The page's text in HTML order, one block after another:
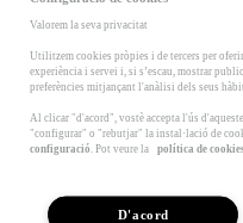
Valorem la seva privacitat
Utilitzem cookies pròpies i de tercers per
experiència i servei i, si s’escau, mostrar
preferències mitjançant l'anàlisi dels seus
Al clicar "d'acord", vostè accepta l'ús
"configurar" o "rebutjar" la instal·lació de
configuració . Pot veure la política de
D'acord